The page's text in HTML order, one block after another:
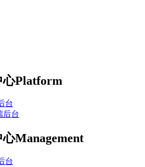
心Platform
台
后台
心Management
台